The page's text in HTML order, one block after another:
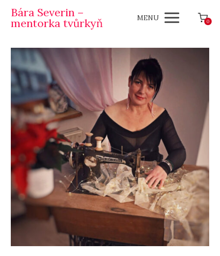
Bára Severin –
mentorka tvůrkyň MENU 0